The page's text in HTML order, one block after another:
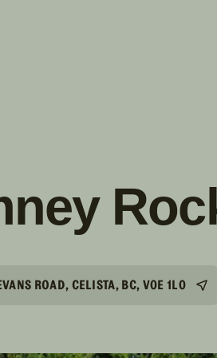
ROAD, CELISTA, BC, V0E 1L0